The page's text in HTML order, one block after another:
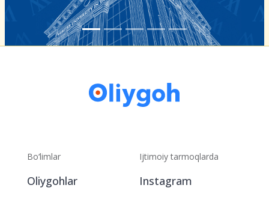
Bo‘limlar
Oliygohlar
Ijtimoiy tarmoqlarda
Instagram